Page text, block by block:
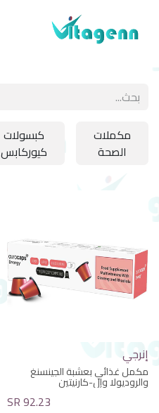
مكملات
الصحة
كبسولات
كيوركابس
إنرجي
مكمل غذائي بعشبة الجينسنغ
والروديولا وإل-كارنيتين
بنكهة الليمون والتفاح والزبيب92.23